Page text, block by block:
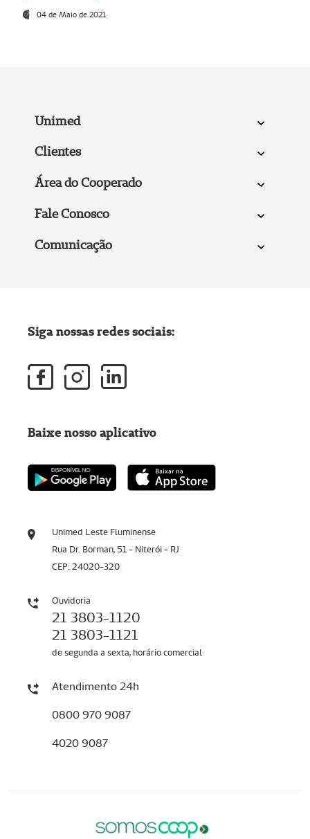
04 de Maio de 2021
Unimed
Clientes
Área do Cooperado
Fale Conosco
Comunicação
Unimed Leste Fluminense
Rua Dr. Borman, 51 - Niterói - RJ
CEP: 24020-320
Ouvidoria
21 3803-1120
21 3803-1121
de segunda a sexta, horário comercial
Atendimento 24h
0800 970 9087
4020 9087
Siga nossas redes sociais:
Baixe nosso aplicativo